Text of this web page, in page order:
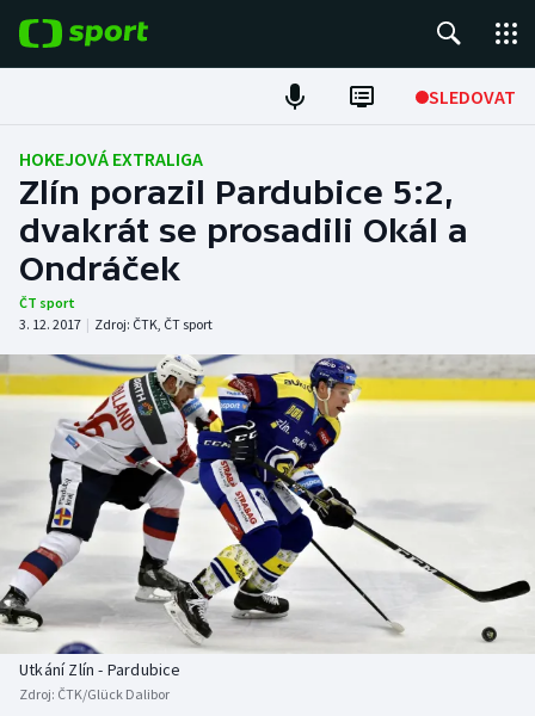
SLEDOVAT
Fotbal
Hokej
Tenis
Atletika
Cyklistika
DALŠÍ SPORTY
Americký fotbal
Baseball a softbal
Basketbal
Biatlon
NEPŘEHLÉDNĚTE
Soutěže
Historické návraty
Aplikace ČT sport
HOKEJOVÁ EXTRALIGA
Zlín porazil Pardubice 5:2,
dvakrát se prosadili Okál a
Ondráček
ČT sport
3. 12. 2017 | Zdroj: ČTK, ČT sport
Utkání Zlín - Pardubice
Zdroj: ČTK/Glück Dalibor